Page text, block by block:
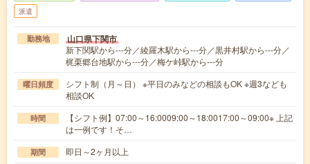
派遣
勤務地 山口県下関市
新下関駅から---分／綾羅木駅から---分／黒井村駅から---分／
梶栗郷台地駅から---分／梅ケ峠駅から---分
曜日頻度
シフト制（月～日） ※平日のみなどの相談もOK ※週3なども
相談OK
時間
【シフト例】07:00～16:0009:00～18:0017:00～09:00※ 上記
は一例です！そ…
期間 即日～2ヶ月以上